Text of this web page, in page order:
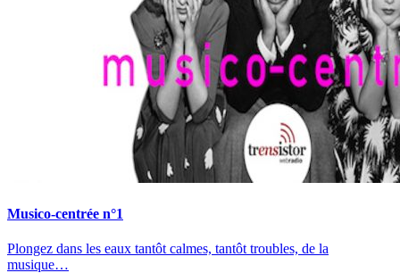
Musico-centrée n°1
Plongez dans les eaux tantôt calmes, tantôt troubles, de la
musique…